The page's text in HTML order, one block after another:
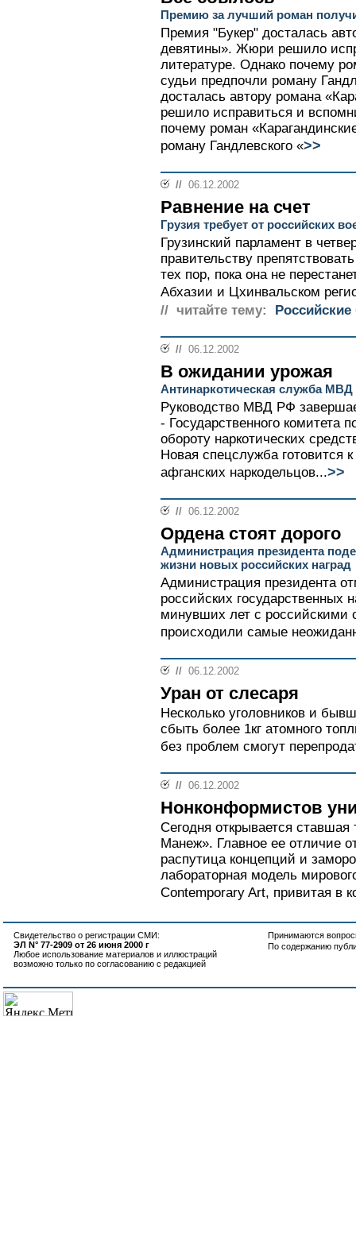
Премию за лучший роман
Премия "Букер" досталась
девятины». Жюри решило
литературе. Однако почему
судьи предпочли роману
досталась автору романа
решило исправиться и
почему роман
роману Гандлевского «>>
// 06.12.2002
Равнение на счет
Грузия требует от российских
Грузинский парламент в
правительству
тех пор, пока она не
Абхазии и Цхинвальском
// читайте тему:
// 06.12.2002
В ожидании урожая
Антинаркотическая служба МВД
Руководство МВД РФ
- Государственного комитета
обороту наркотических
Новая спецслужба готовится
афганских наркодельцов...>>
// 06.12.2002
Ордена стоят дорого
Администрация президента
жизни новых российских наград
Администрация президента
российских государственных
минувших лет с
происходили самые
// 06.12.2002
Уран от слесаря
Несколько уголовников и
сбыть более 1кг атомного
без проблем смогут
// 06.12.2002
Нонконформистов
Сегодня открывается
Манеж». Главное ее отличие
распутица концепций и
лабораторная модель
Contemporary Art, привитая в
Свидетельство о регистрации СМИ:
ЭЛ N° 77-2909 от 26 июня 2000 г
Любое использование материалов и иллюстраций
возможно только по согласованию с редакцией
Принимаются
По содержанию